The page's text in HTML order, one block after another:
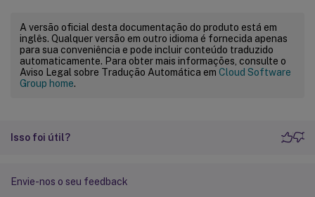
A versão oficial desta documentação do produto está em
inglês. Qualquer versão em outro idioma é fornecida apenas
para sua conveniência e pode incluir conteúdo traduzido
automaticamente. Para obter mais informações, consulte o
Aviso Legal sobre Tradução Automática em Cloud Software
Group home.
Isso foi útil?
Envie-nos o seu feedback